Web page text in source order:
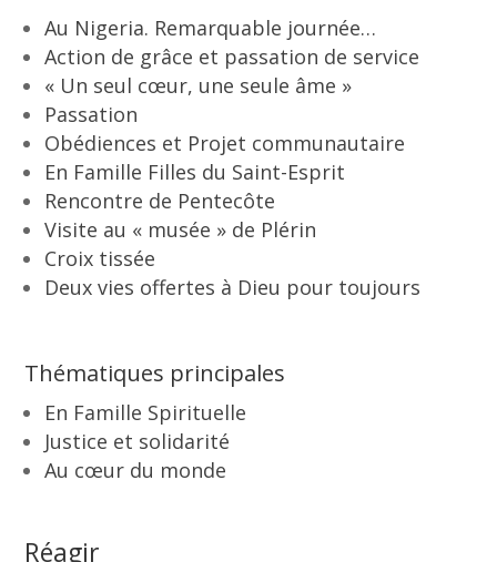
Au Nigeria. Remarquable journée…
Action de grâce et passation de service
« Un seul cœur, une seule âme »
Passation
Obédiences et Projet communautaire
En Famille Filles du Saint-Esprit
Rencontre de Pentecôte
Visite au « musée » de Plérin
Croix tissée
Deux vies offertes à Dieu pour toujours
Thématiques principales
En Famille Spirituelle
Justice et solidarité
Au cœur du monde
Réagir